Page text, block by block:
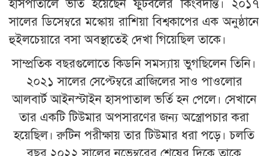
হাসপাতালে ভর্তি হয়েছেন ফুটবলের কিংবদন্তি। ২০১৭
সালের ডিসেম্বরে মস্কোয় রাশিয়া বিশ্বকাপের এক অনুষ্ঠানে
হুইলচেয়ারে বসা অবস্থাতেই দেখা গিয়েছিল তাকে।
সাম্প্রতিক বছরগুলোতে কিডনি সমস্যায় ভুগছিলেন তিনি।
২০২১ সালের সেপ্টেম্বরে ব্রাজিলের সাও পাওলোর
আলবার্ট আইনস্টাইন হাসপাতাল ভর্তি হন পেলে। সেখানে
তার একটি টিউমার অপসারণের জন্য অস্ত্রোপচার করা
হয়েছিল। রুটিন পরীক্ষায় তার টিউমার ধরা পড়ে। চলতি